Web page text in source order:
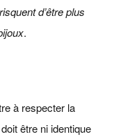
d’être plus
.
à respecter la
être ni identique